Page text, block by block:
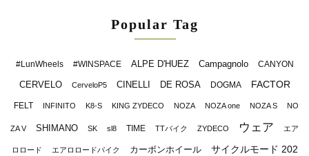
Popular Tag
#LunWheels #WINSPACE ALPE D'HUEZ Campagnolo CANYON
CERVELO CerveloP5 CINELLI DE ROSA DOGMA FACTOR
FELT INFINITO K8-S KING ZYDECO NOZA NOZA one NOZA S NO
ZA V SHIMANO SK sl8 TIME TTバイク ZYDECO ウェア エア
ロロード エアロロードバイク カーボンホイール
サイクルモード 202